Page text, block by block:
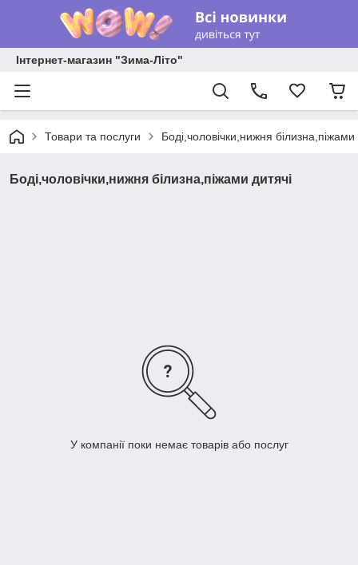
Інтернет-магазин "Зима-Літо"
Товари та послуги Боді,чоловічки,нижня білизна,піжами
Боді,чоловічки,нижня білизна,піжами дитячі
У компанії поки немає товарів або послуг